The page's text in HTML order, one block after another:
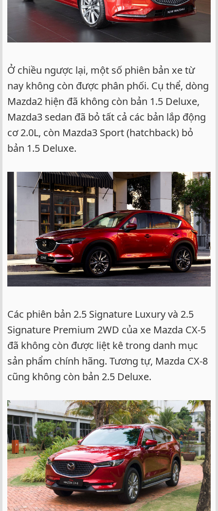
Ở chiều ngược lại, một số phiên bản xe từ
nay không còn được phân phối. Cụ thể, dòng
Mazda2 hiện đã không còn bản 1.5 Deluxe,
Mazda3 sedan đã bỏ tất cả các bản lắp động
cơ 2.0L, còn Mazda3 Sport (hatchback) bỏ
bản 1.5 Deluxe.
Các phiên bản 2.5 Signature Luxury và 2.5
Signature Premium 2WD của xe Mazda CX-5
đã không còn được liệt kê trong danh mục
sản phẩm chính hãng. Tương tự, Mazda CX-8
cũng không còn bản 2.5 Deluxe.